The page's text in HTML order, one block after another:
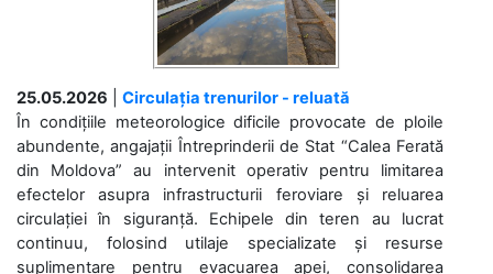
25.05.2026
Circulația trenurilor - reluată
În condițiile meteorologice dificile provocate de ploile
abundente, angajații Întreprinderii de Stat “Calea Ferată
din Moldova” au intervenit operativ pentru limitarea
efectelor asupra infrastructurii feroviare și reluarea
circulației în siguranță. Echipele din teren au lucrat
continuu, folosind utilaje specializate și resurse
suplimentare pentru evacuarea apei, consolidarea